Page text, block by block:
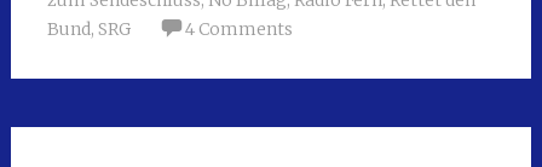
Bund, SRG 4 Comments